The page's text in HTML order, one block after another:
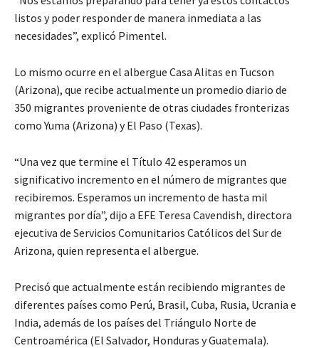
listos y poder responder de manera inmediata a las
necesidades”, explicó Pimentel.
Lo mismo ocurre en el albergue Casa Alitas en Tucson
(Arizona), que recibe actualmente un promedio diario de
350 migrantes proveniente de otras ciudades fronterizas
como Yuma (Arizona) y El Paso (Texas).
“Una vez que termine el Título 42 esperamos un
significativo incremento en el número de migrantes que
recibiremos. Esperamos un incremento de hasta mil
migrantes por día”, dijo a EFE Teresa Cavendish, directora
ejecutiva de Servicios Comunitarios Católicos del Sur de
Arizona, quien representa el albergue.
Precisó que actualmente están recibiendo migrantes de
diferentes países como Perú, Brasil, Cuba, Rusia, Ucrania e
India, además de los países del Triángulo Norte de
Centroamérica (El Salvador, Honduras y Guatemala).